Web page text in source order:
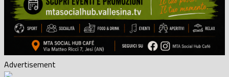
Advertisement